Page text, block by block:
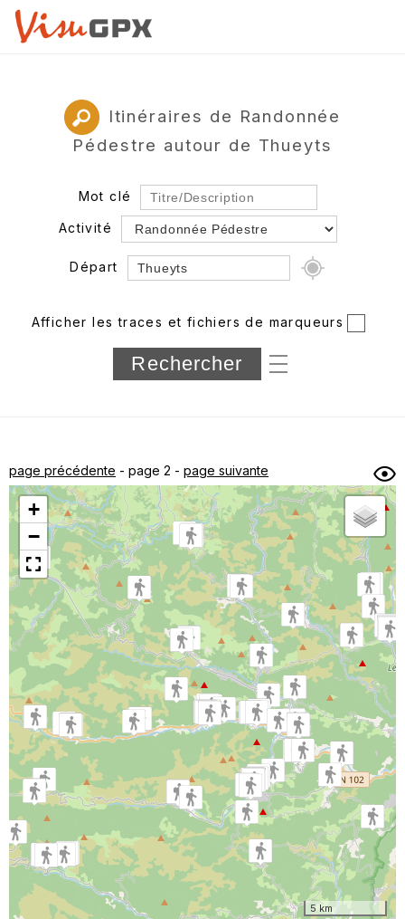
Itinéraires de Randonnée
Pédestre autour de Thueyts
Mot clé
Activité
Départ
Département
Longueur min/max
sous-dossiers
Trier par
Horodatage Photos
Afficher les traces et fichiers de marqueurs
page précédente - page 2 - page suivante
+
−
5 km